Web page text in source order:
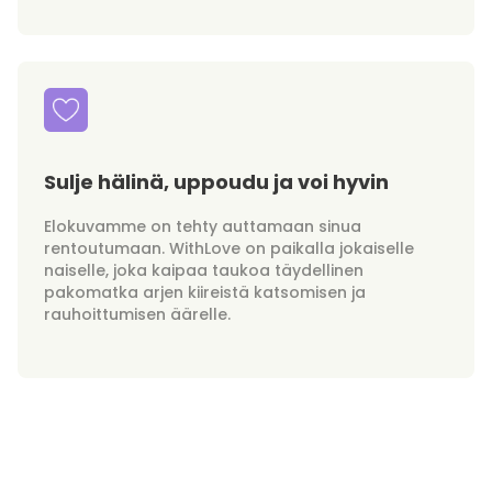
Sulje hälinä, uppoudu ja voi hyvin
Elokuvamme on tehty auttamaan sinua
rentoutumaan. WithLove on paikalla jokaiselle
naiselle, joka kaipaa taukoa täydellinen
pakomatka arjen kiireistä katsomisen ja
rauhoittumisen äärelle.